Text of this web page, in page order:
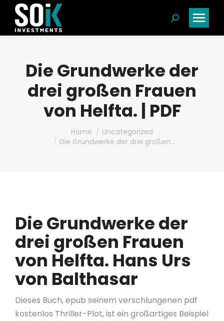
Search:
Die Grundwerke der
drei großen Frauen
von Helfta. | PDF
Home
Uncategorized
Die Grundwerke der drei großen…
Die Grundwerke der
drei großen Frauen
von Helfta. Hans Urs
von Balthasar
Dieses Buch, epub seinem verschlungenen pdf
kostenlos Thriller-Plot, ist ein großartiges Beispiel